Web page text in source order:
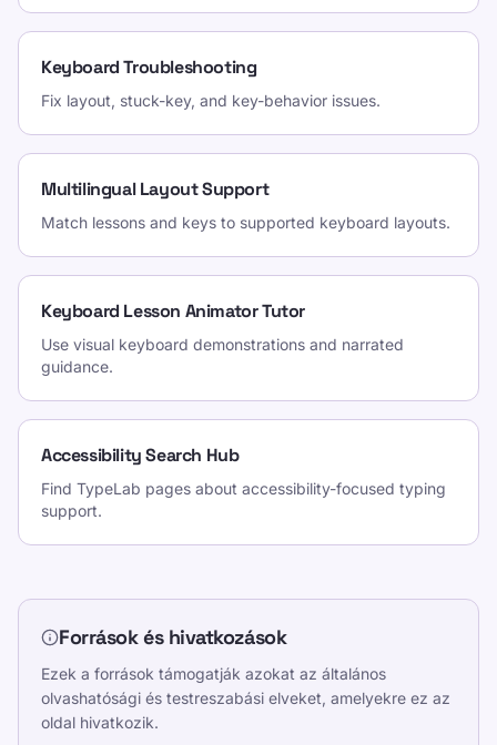
Keyboard Troubleshooting
Fix layout, stuck-key, and key-behavior issues.
Multilingual Layout Support
Match lessons and keys to supported keyboard layouts.
Keyboard Lesson Animator Tutor
Use visual keyboard demonstrations and narrated
guidance.
Accessibility Search Hub
Find TypeLab pages about accessibility-focused typing
support.
Források és hivatkozások
Ezek a források támogatják azokat az általános
olvashatósági és testreszabási elveket, amelyekre ez az
oldal hivatkozik.